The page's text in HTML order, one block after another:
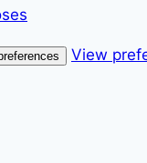
View